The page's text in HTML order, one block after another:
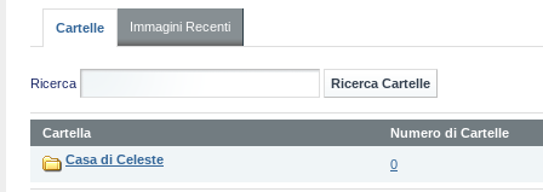
Cartelle Immagini Recenti
Ricerca
Cartella
Numero di Cartelle
Casa di Celeste
0